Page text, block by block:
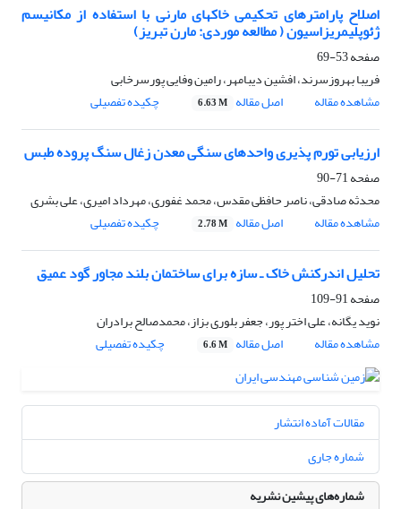
اصلاح پارامترهای تحکیمی خاکهای مارنی با استفاده از مکانیسم
ژئوپلیمریزاسیون ( مطالعه موردی: مارن تبریز)
صفحه53-69
فریبا بهروزسرند، افشین دیبامهر، رامین وفایی پورسرخابی
مشاهده مقاله
اصل مقاله 6.63 M چکیده تفصیلی
ارزیابی تورم پذیری واحدهای سنگی معدن زغال سنگ پروده طبس
صفحه71-90
محدثه صادقی، ناصر حافظی مقدس، محمد غفوری، مهرداد امیری، علی بشری
مشاهده مقاله
اصل مقاله 2.78 M چکیده تفصیلی
تحلیل اندرکنش خاک ـ سازه برای ساختمان بلند مجاور گود عمیق
صفحه91-109
نوید یگانه، علی اختر پور، جعفر بلوری بزاز، محمدصالح برادران
مشاهده مقاله
اصل مقاله 6.6 M چکیده تفصیلی
مقالات آماده انتشار
شماره جاری
شماره‌های پیشین نشریه